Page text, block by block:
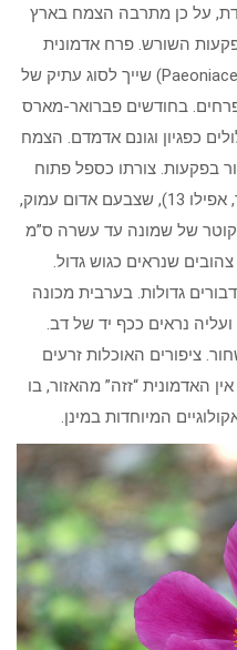
על כן מתרבה הצמח בארץ
השורש. פרח אדמונית
החורש, ממשפחת האדמוניתיים (Paeoniaceae) שייך לסוג עתיק של
בחודשים פברואר-מארס
כפגיון וגונם אדמדם. הצמח
בפקעות. צורתו כספל פתוח
ולו 6-8 עלי כותרת (לעתים יותר מכך, אפילו 13), שצבעם אדום עמוק,
של שמונה עד עשרה ס”מ
שנראים כגוש גדול.
גדולות. בערבית מכונה
נראים ככף יד של דב.
ציפורים האוכלות זרעים
האדמונית “זזה” מהאזור, בו
המיוחדות במינן.